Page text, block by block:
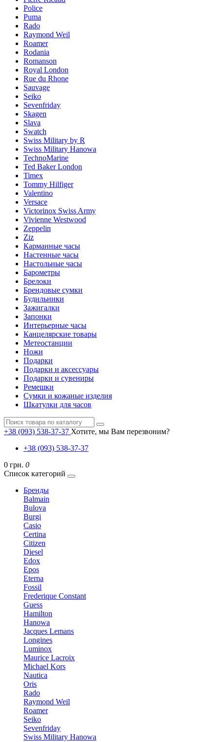
Police
Puma
Rado
Raymond Weil
Roamer
Rodania
Romanson
Royal London
Rue du Rhone
Sauvage
Seiko
Sevenfriday
Skagen
Slava
Swatch
Swiss Military by R
Swiss Military Hanowa
TechnoMarine
Ted Baker London
Timex
Tommy Hilfiger
Valentino
Versace
Victorinox Swiss Army
Vivienne Westwood
Zeppelin
Ziz
Карманные часы
Настенные часы
Настольные часы
Барометры
Брелоки
Брендовые сумки
Будильники
Зажигалки
Запонки
Интерьерные часы
Канцелярские товары
Метеостанции
Ножи
Подарки
Подарки и аксессуары
Подарки и сувениры
Ремешки
Сумки и кожаные изделия
Шкатулки для часов
+38 (093) 538-37-37 Хотите, мы Вам перезвоним?
+38 (093) 538-37-37
0 грн. 0
Список категорий
Бренды
Balmain
Bulova
Burgi
Casio
Certina
Citizen
Diesel
Edox
Epos
Eterna
Fossil
Frederique Constant
Guess
Hamilton
Hanowa
Jacques Lemans
Longines
Luminox
Maurice Lacroix
Michael Kors
Nautica
Oris
Rado
Raymond Weil
Roamer
Seiko
Sevenfriday
Swiss Military Hanowa